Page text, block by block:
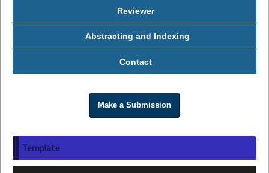
Reviewer
Abstracting and Indexing
Contact
Make a Submission
Template